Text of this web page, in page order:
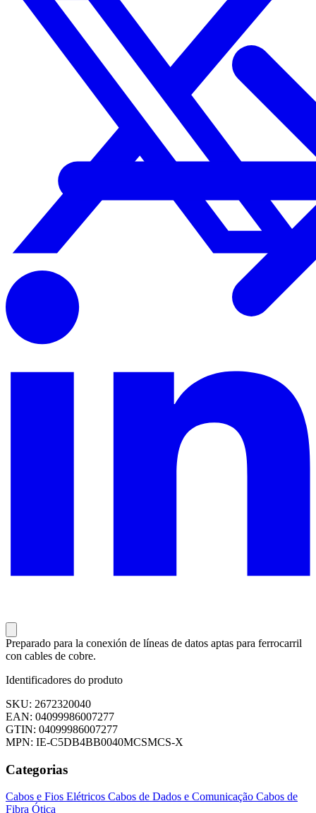
Preparado para la conexión de líneas de datos aptas para ferrocarril
con cables de cobre.
Identificadores do produto
SKU: 2672320040
EAN: 04099986007277
GTIN: 04099986007277
MPN: IE-C5DB4BB0040MCSMCS-X
Categorias
Cabos e Fios Elétricos Cabos de Dados e Comunicação Cabos de
Fibra Ótica